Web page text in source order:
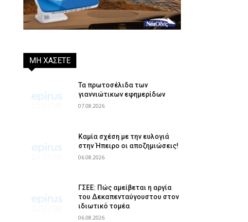
ΜΗ ΧΑΣΕΤΕ
Τα πρωτοσέλιδα των
γιαννιώτικων εφημερίδων
07.08.2026
Καμία σχέση με την ευλογιά
στην Ήπειρο οι αποζημιώσεις!
06.08.2026
ΓΣΕΕ: Πώς αμείβεται η αργία
του Δεκαπενταύγουστου στον
ιδιωτικό τομέα
06.08.2026